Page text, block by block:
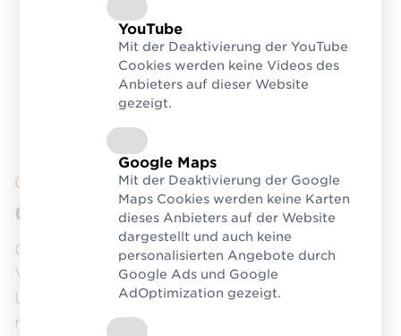
Über uns
Gemeinsam Mehrweg gestalten
Gesetzliche Vorgaben wie die EU-
Verpackungsverordnung fordern von
Unternehmen, Verpackungen
recyclingfähig zu gestalten oder
YouTube
Mit der Deaktivierung der YouTube
Cookies werden keine Videos des
Anbieters auf dieser Website
gezeigt.
Google Maps
Mit der Deaktivierung der Google
Maps Cookies werden keine Karten
dieses Anbieters auf der Website
dargestellt und auch keine
personalisierten Angebote durch
Google Ads und Google
AdOptimization gezeigt.